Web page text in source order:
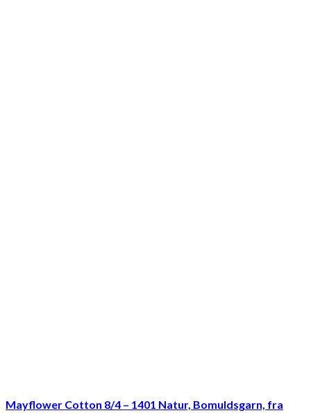
Mayflower Cotton 8/4 – 1401 Natur, Bomuldsgarn, fra